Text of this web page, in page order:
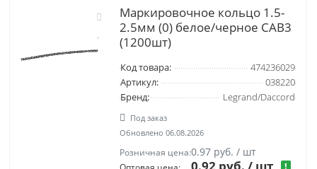
Маркировочное кольцо 1.5-
2.5мм (0) белое/черное CAB3
(1200шт)
Код товара:
474236029
Артикул:
038220
Бренд:
Legrand/Daccord
Под заказ
Обновлено 06.08.2026
Розничная цена:0.97 руб. / шт
0.92 руб./ шт